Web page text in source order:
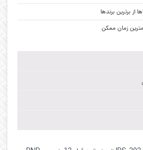
از برترین برندها
زمان ممکن